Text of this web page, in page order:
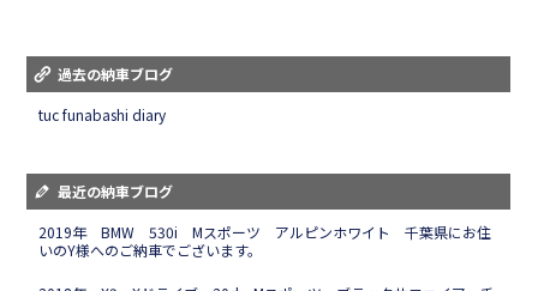
過去の納車ブログ
tuc funabashi diary
最近の納車ブログ
2019年 BMW 530i Mスポーツ アルピンホワイト 千葉県にお住
いのY様へのご納車でございます。